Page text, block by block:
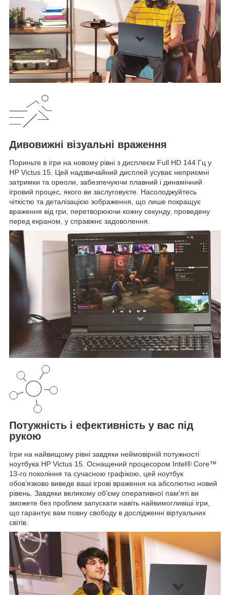
Дивовижні візуальні враження
Пориньте в ігри на новому рівні з дисплеєм Full HD 144 Гц у
HP Victus 15. Цей надзвичайний дисплей усуває неприємні
затримки та ореоли, забезпечуючи плавний і динамічний
ігровий процес, якого ви заслуговуєте. Насолоджуйтесь
чіткістю та деталізацією зображення, що лише покращує
враження від гри, перетворюючи кожну секунду, проведену
перед екраном, у справжнє задоволення.
Потужність і ефективність у вас під
рукою
Ігри на найвищому рівні завдяки неймовірній потужності
ноутбука HP Victus 15. Оснащений процесором Intel® Core™
13-го покоління та сучасною графікою, цей ноутбук
обов’язково виведе ваші ігрові враження на абсолютно новий
рівень. Завдяки великому об'єму оперативної пам'яті ви
зможете без проблем запускати навіть найвимогливіші ігри,
що гарантує вам повну свободу в дослідженні віртуальних
світів.